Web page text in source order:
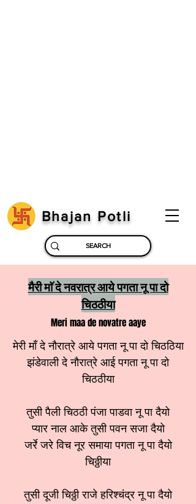
Bhajan Potli
मैरी माॅ दे नवरात्र आये पगता नू पा दो
चिठठीया
Meri maa de novatre aaye
मेरी माँ दे नौरात्रे आये पगता नू पा दो चिठठिया
झंडेवाली दे नौरात्रे आई पगता नू पा दो
चिठठीया
तुसी पैली चिठठी पंजा पाडवा नू पा दैयो
प्यार नाल आके तुसी पवन सजा दैयो
जर्रे जरे विच नूर समाया पगता नू पा दैयो
चिठ्ठीया
तुसी दूजी चिठ्ठी राजे हरिश्चंद्र नू पा दैयो